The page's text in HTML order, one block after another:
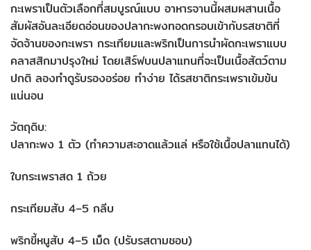
กะเพราเป็นตัวเลือกที่สมบูรณ์แบบ อาหารจานนี้ผสมผสานเนื้อ
สัมผัสอันละเอียดอ่อนของปลากะพงทอดกรอบเข้ากับรสชาติที่
จัดจ้านของกะเพรา กระเทียมและพริกเป็นการนำผัดกะเพราแบบ
คลาสสิกมาปรุงใหม่ โดยเสิร์ฟบนปลาแทนที่จะเป็นเนื้อสัตว์ตาม
ปกติ ลองทำดูรับรองอร่อย ทำง่าย ได้รสชาติกระเพราเข้มข้น
แน่นอน
วัตถุดิบ:
ปลากะพง 1 ตัว (ทำความสะอาดแล้วแล่ หรือใช้เนื้อปลาแทนได้)
ใบกระเพราสด 1 ถ้วย
กระเทียมสับ 4–5 กลีบ
พริกขี้หนูสับ 4–5 เม็ด (ปรับรสตามชอบ)